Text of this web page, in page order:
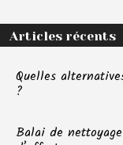
Articles récents
Quelles
?
Balai de